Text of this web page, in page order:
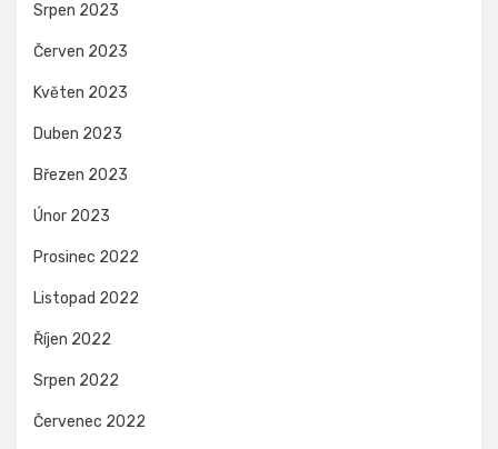
Srpen 2023
Červen 2023
Květen 2023
Duben 2023
Březen 2023
Únor 2023
Prosinec 2022
Listopad 2022
Říjen 2022
Srpen 2022
Červenec 2022